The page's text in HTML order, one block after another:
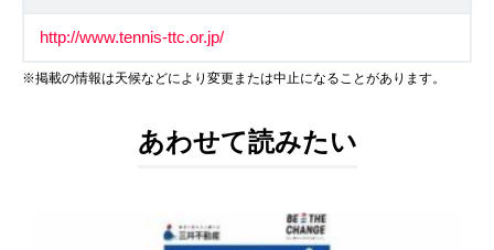
http://www.tennis-ttc.or.jp/
※掲載の情報は天候などにより変更または中止になることがあります。
あわせて読みたい